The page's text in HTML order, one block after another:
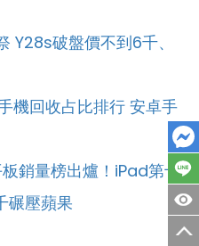
Y28s破盤價不到6千、
機回收占比排行 安卓手
銷量榜出爐！iPad第十
碾壓蘋果